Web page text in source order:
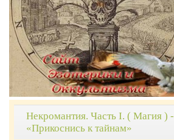
Некромантия. Часть I. ( Магия ) -
«Прикоснись к тайнам»